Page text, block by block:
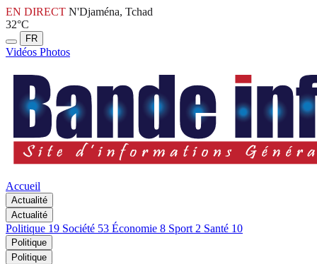
EN DIRECT N'Djaména, Tchad
32°C
FR
Vidéos Photos
Accueil
Actualité
Actualité
Politique 19 Société 53 Économie 8 Sport 2 Santé 10
Politique
Politique